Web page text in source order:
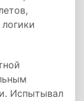
Испытывал